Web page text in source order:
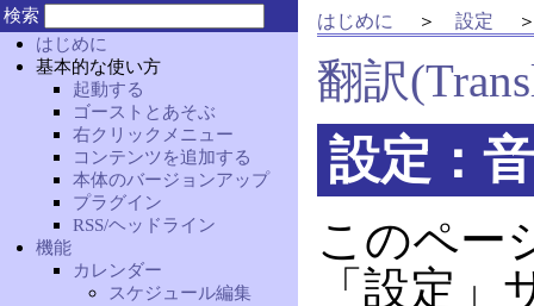
検索
はじめに
基本的な使い方
起動する
ゴーストとあそぶ
右クリックメニュー
コンテンツを追加する
本体のバージョンアップ
プラグイン
RSS/ヘッドライン
機能
カレンダー
スケジュール編集
はじめに 設定
翻訳
設定：
このペー
「設定